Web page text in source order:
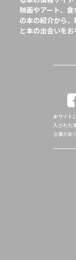
映画やアート、
の本の紹介から
と本の出会いをお
本サイト
入された
る事があ